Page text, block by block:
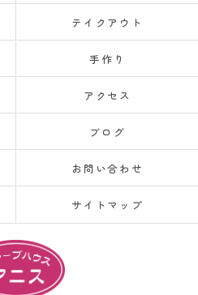
テイクアウト
手作り
アクセス
ブログ
お問い合わせ
サイトマップ